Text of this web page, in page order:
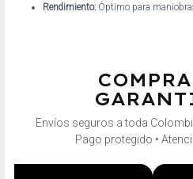
Rendimiento:Óptimo para
Envíos seguros a toda
Pago protegido •